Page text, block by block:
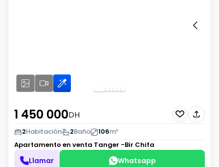
1 450 000DH
2Habitación 2Baño 106m²
Apartamento en venta Tanger -Bir Chifa
Llamar Whatsapp